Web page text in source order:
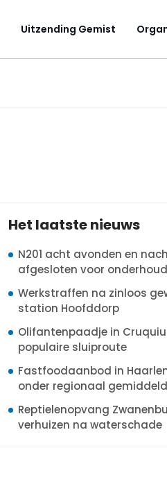
Uitzending Gemist
Het laatste nieuws
N201 acht avonden en
afgesloten voor onderhoud
Werkstraffen na zinloos
station Hoofddorp
Olifantenpaadje in
populaire sluiproute
Fastfoodaanbod in
onder regionaal gemiddeld
Reptielenopvang
verhuizen na waterschade